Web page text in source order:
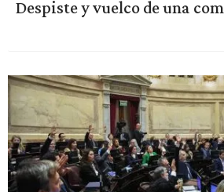
Despiste y vuelco de una